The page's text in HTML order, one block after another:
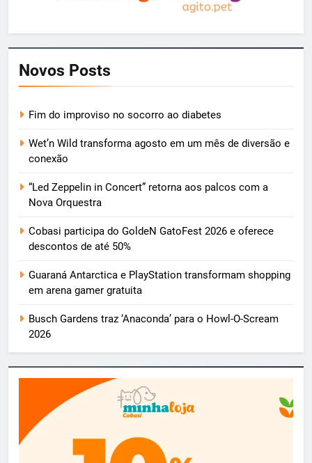
Novos Posts
Fim do improviso no socorro ao diabetes
Wet’n Wild transforma agosto em um mês de diversão e
conexão
“Led Zeppelin in Concert” retorna aos palcos com a
Nova Orquestra
Cobasi participa do GoldeN GatoFest 2026 e oferece
descontos de até 50%
Guaraná Antarctica e PlayStation transformam shopping
em arena gamer gratuita
Busch Gardens traz ‘Anaconda’ para o Howl-O-Scream
2026